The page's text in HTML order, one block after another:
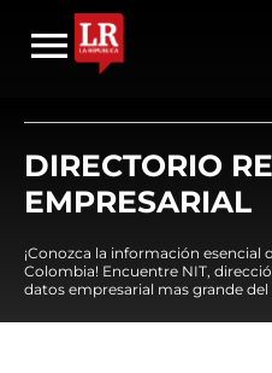
DIRECTORIO
EMPRESARIAL
¡Conozca la información esencial
Colombia! Encuentre NIT,
datos empresarial mas grande del